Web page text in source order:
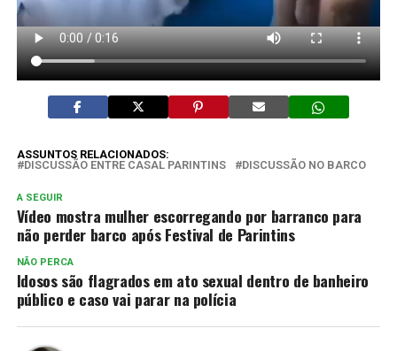
ASSUNTOS RELACIONADOS:
DISCUSSÃO ENTRE CASAL PARINTINS
DISCUSSÃO NO BARCO
A SEGUIR
Vídeo mostra mulher escorregando por barranco para
não perder barco após Festival de Parintins
NÃO PERCA
Idosos são flagrados em ato sexual dentro de banheiro
público e caso vai parar na polícia